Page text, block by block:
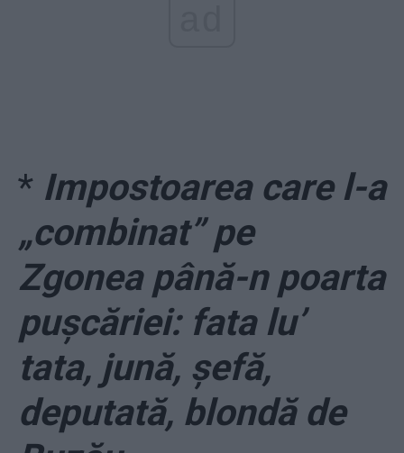
* Impostoarea care l-a
„combinat” pe
Zgonea până-n poarta
pușcăriei: fata lu’
tata, jună, șefă,
deputată, blondă de